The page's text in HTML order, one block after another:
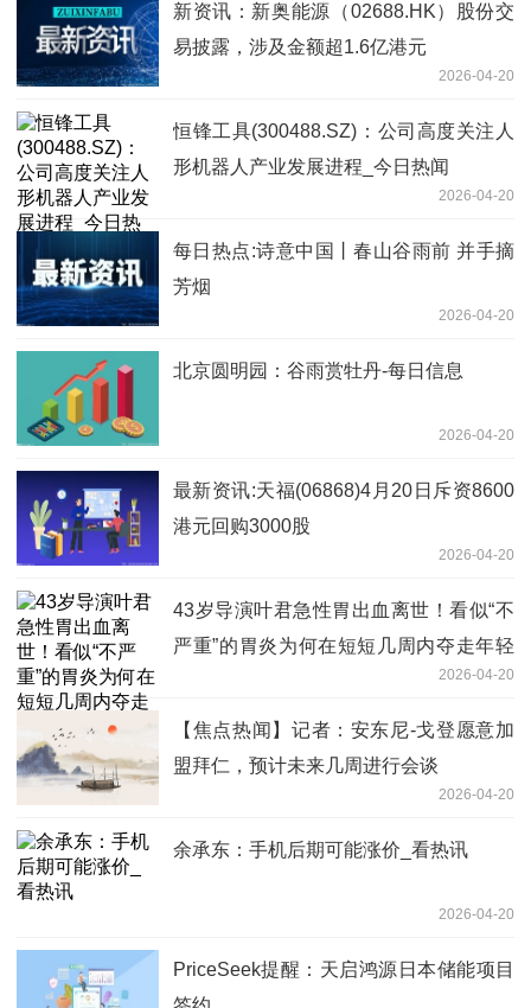
新资讯：新奥能源（02688.HK）股份交
易披露，涉及金额超1.6亿港元
2026-04-20
恒锋工具(300488.SZ)：公司高度关注人
形机器人产业发展进程_今日热闻
2026-04-20
每日热点:诗意中国丨春山谷雨前 并手摘
芳烟
2026-04-20
北京圆明园：谷雨赏牡丹-每日信息
2026-04-20
最新资讯:天福(06868)4月20日斥资8600
港元回购3000股
2026-04-20
43岁导演叶君急性胃出血离世！看似“不
严重”的胃炎为何在短短几周内夺走年轻
2026-04-20
【焦点热闻】记者：安东尼-戈登愿意加
盟拜仁，预计未来几周进行会谈
2026-04-20
余承东：手机后期可能涨价_看热讯
2026-04-20
PriceSeek提醒：天启鸿源日本储能项目